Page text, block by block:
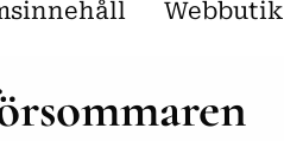
Webbutik